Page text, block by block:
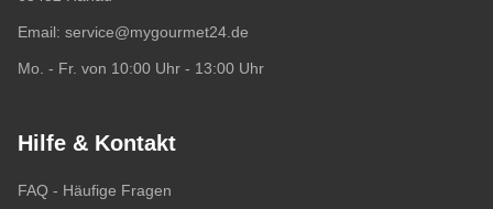
Email: service@mygourmet24.de
Mo. - Fr. von 10:00 Uhr - 13:00 Uhr
Hilfe & Kontakt
FAQ - Häufige Fragen